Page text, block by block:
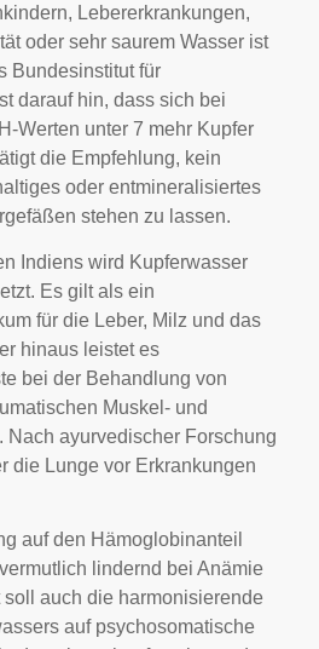
Lebererkrankungen,
oder sehr saurem Wasser ist
Bundesinstitut für
darauf hin, dass sich bei
Werten unter 7 mehr Kupfer
die Empfehlung, kein
oder entmineralisiertes
stehen zu lassen.
Indiens wird Kupferwasser
Es gilt als ein
für die Leber, Milz und das
hinaus leistet es
bei der Behandlung von
Muskel- und
Nach ayurvedischer Forschung
die Lunge vor Erkrankungen
auf den Hämoglobinanteil
lindernd bei Anämie
auch die harmonisierende
auf psychosomatische